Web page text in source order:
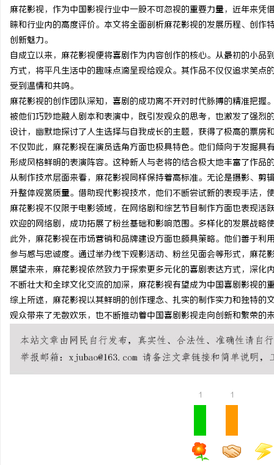
麻花影视，作为中国影视行业中一股不可忽视的重要力量，近年来
睐和行业内的高度评价。本文将全面剖析麻花影视的发展历程、创
创新魅力。
自成立以来，麻花影视便将喜剧作为内容创作的核心。从最初的小
方式，将平凡生活中的趣味点滴呈现给观众。其作品不仅仅追求笑
受到温情和共鸣。
麻花影视的创作团队深知，喜剧的成功离不开对时代脉搏的精准把
被他们巧妙地融入剧本和表演中，既引发观众的思考，也激发了强
设计，幽默地探讨了人生选择与自我成长的主题，获得了极高的票房
不仅如此，麻花影视在演员选角方面也极具特色。他们倾向于发掘
形成风格鲜明的表演阵容。这种新人与老将的结合极大地丰富了作品
从制作技术层面来看，麻花影视同样保持着高标准。无论是摄影、
升整体观赏质量。借助现代影视技术，他们不断尝试新的表现手法，
麻花影视不仅限于电影领域，在网络剧和综艺节目制作方面也表现
欢迎的网络剧，成功拓展了粉丝基础和影响范围。多样化的发展战
此外，麻花影视在市场营销和品牌建设方面也颇具策略。他们善于
参与感与忠诚度。通过举办线下观影活动、粉丝见面会等形式，麻花
展望未来，麻花影视依然致力于探索更多元化的喜剧表达方式，深
不断壮大和全球文化交流的加深，麻花影视有望成为中国喜剧影视的
综上所述，麻花影视以其鲜明的创作理念、扎实的制作实力和独特
观众带来了无数欢乐，也不断推动着中国喜剧影视走向创新和繁荣的
1 1
在线影院平台的兴起与